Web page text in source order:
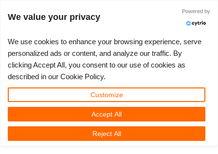
SUPPORT TICKET
Show Tickets
МОЙ REBUS
ControlCenter
Unlimited Render
3D ARTIST OF THE YEAR
2023
2021
КОНКУРСЫ
Creative 3D Lab. Challenge
Memories Challenge
СООБЩЕСТВО
Блог
RebusArt
ПОДДЕРЖКА
Видео пособия
FAQ
ЦЕНЫ
Цены и скидки
Неограниченная аренда рендеринга
3D ПРОГРАММЫ
3ds Max
Maya
НАЧАТЬ
Краткое руководство
TeamManager
Войти
RebusFarm News
3D Community
3D Film News
We value your privacy
Powered by
We use cookies to enhance your browsing experience, serve
personalized ads or content, and analyze our traffic. By
clicking Accept All, you consent to our use of cookies as
described in our Cookie Policy.
Customize
Reject All
Accept All